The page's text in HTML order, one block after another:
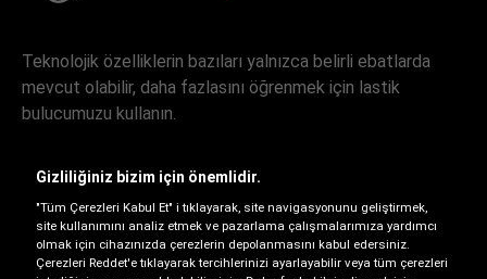
Teknolojik özelliklerin bazıları yalnızca belirli ebatlarda
mevcut olabilir, daha fazlasını öğrenmek için lastik
bulucumuzu kullanın.
Gizliliğiniz bizim için önemlidir.
"Tüm Çerezleri Kabul Et" i tıklayarak, site navigasyonunu geliştirmek,
site kullanımını analiz etmek ve pazarlama çalışmalarımıza yardımcı
olmak için cihazınızda çerezlerin depolanmasını kabul edersiniz.
Çerezleri Reddet'e tıklayarak tercihlerinizi ayarlayabilir veya tüm çerezleri